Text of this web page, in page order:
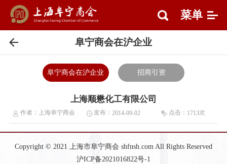
菜单
阜宁商会在沪企业
阜宁商会在沪企业 招商引资
上海顺懋化工有限公司
作者： 上海阜宁商会 发布： 2014-09-02 点击： 1713次
Copyright © 2021 上海市阜宁商会 shfnsh.com All Rights Reserved
沪ICP备2021016822号-1